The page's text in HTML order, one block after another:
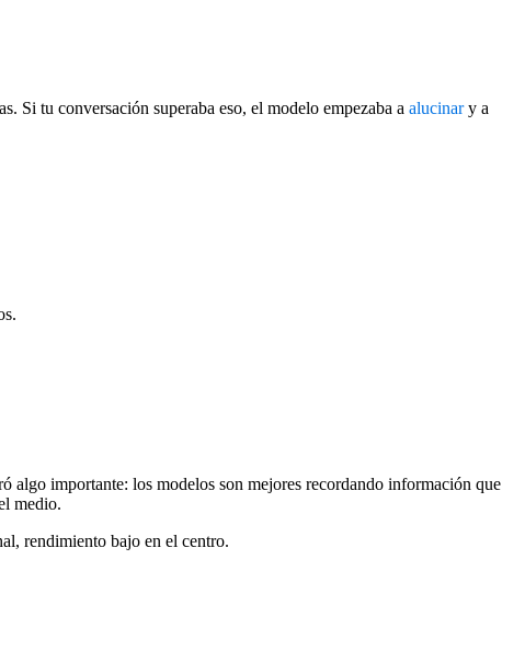
Si tu conversación superaba eso, el modelo empezaba a alucinary a
algo importante: los modelos son mejores recordando información que
medio.
rendimiento bajo en el centro.